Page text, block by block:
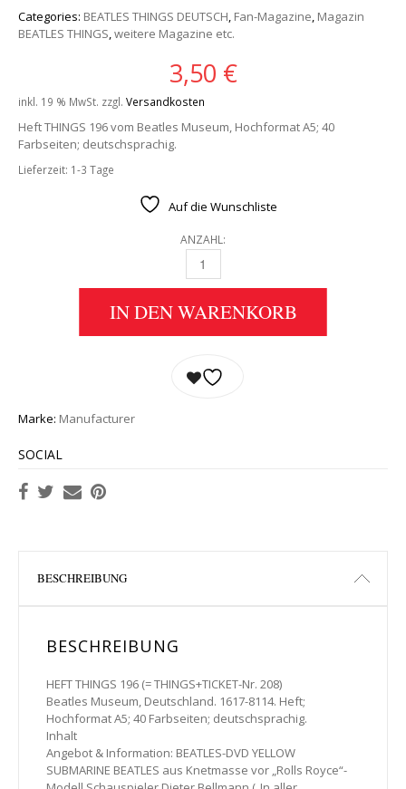
Categories: BEATLES THINGS DEUTSCH, Fan-Magazine, Magazin
BEATLES THINGS,weitere Magazine etc.
3,50 €
inkl. 19 % MwSt. zzgl. Versandkosten
Heft THINGS 196 vom Beatles Museum, Hochformat A5; 40
Farbseiten; deutschsprachig.
Lieferzeit: 1-3 Tage
Auf die Wunschliste
ANZAHL:
BEATLES: FAN-MAGAZIN THINGS 196
IN DEN WARENKORB
Marke: Manufacturer
SOCIAL
BESCHREIBUNG
BESCHREIBUNG
HEFT THINGS 196 (= THINGS+TICKET-Nr. 208)
Beatles Museum, Deutschland. 1617-8114. Heft;
Hochformat A5; 40 Farbseiten; deutschsprachig.
Inhalt
Angebot & Information: BEATLES-DVD YELLOW
SUBMARINE BEATLES aus Knetmasse vor „Rolls Royce“-